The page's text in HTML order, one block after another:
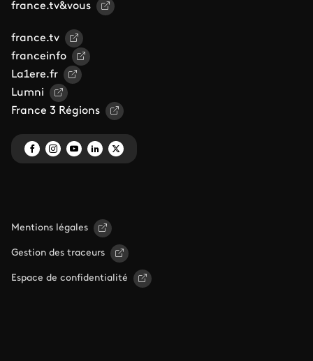
france.tv&vous
france.tv
franceinfo
La1ere.fr
Lumni
France 3 Régions
Mentions légales
Gestion des traceurs
Espace de confidentialité